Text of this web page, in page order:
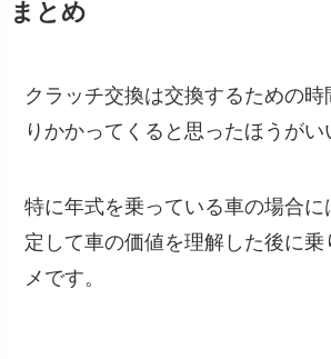
まとめ
クラッチ交換は交換するための
りかかってくると思ったほうがい
特に年式を乗っている車の場合
定して車の価値を理解した後に乗
メです。